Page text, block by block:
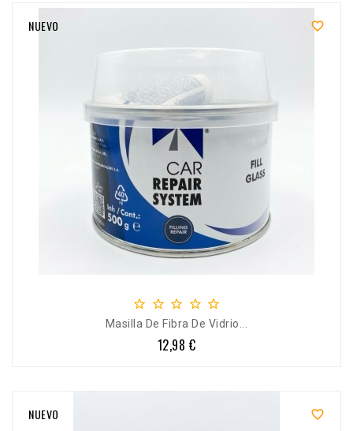

    
Masilla De Fibra De Vidrio...
Precio
12,98 €
NUEVO

NUEVO